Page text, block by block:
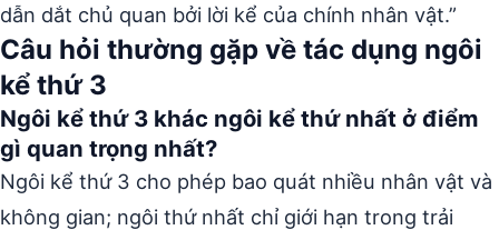
dẫn dắt chủ quan bởi lời kể của chính nhân vật.”
Câu hỏi thường gặp về tác dụng ngôi
kể thứ 3
Ngôi kể thứ 3 khác ngôi kể thứ nhất ở điểm
gì quan trọng nhất?
Ngôi kể thứ 3 cho phép bao quát nhiều nhân vật và
không gian; ngôi thứ nhất chỉ giới hạn trong trải